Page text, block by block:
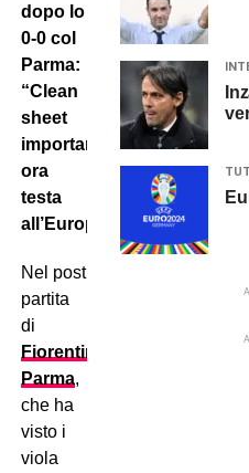
dopo lo
0-0 col
Parma:
“Clean
sheet
importante,
ora
testa
all’Europa”.
Nel post
partita
di
Fiorentina-
Parma,
che ha
visto i
viola